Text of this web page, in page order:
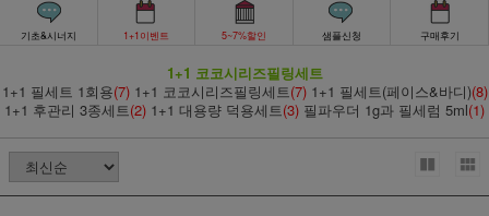
기초&시너지 1+1이벤트 5~7%할인 샘플신청 구매후기
1+1 코코시리즈필링세트
1+1 필세트 1회용(7) 1+1 코코시리즈필링세트(7) 1+1 필세트(페이스&바디)(8)
1+1 후관리 3종세트(2) 1+1 대용량 덕용세트(3) 필파우더 1g과 필세럼 5ml(1)